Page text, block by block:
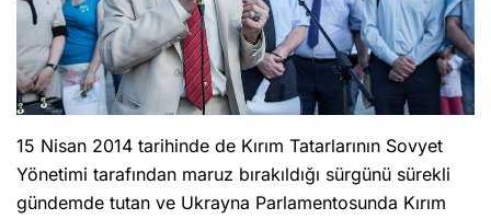
15 Nisan 2014 tarihinde de Kırım Tatarlarının Sovyet
Yönetimi tarafından maruz bırakıldığı sürgünü sürekli
gündemde tutan ve Ukrayna Parlamentosunda Kırım